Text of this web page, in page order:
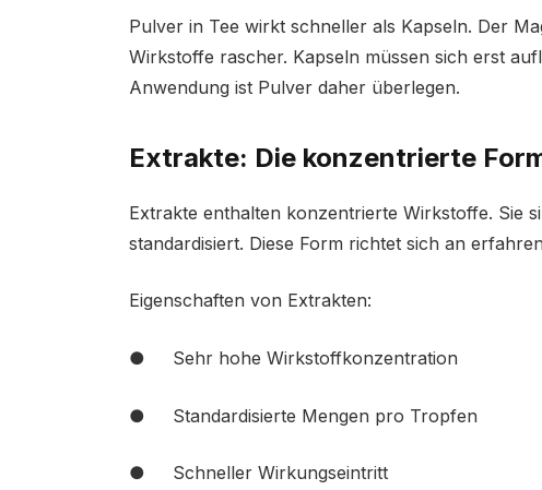
Pulver in Tee wirkt schneller als Kapseln. Der
Wirkstoffe rascher. Kapseln müssen sich erst
Anwendung ist Pulver daher überlegen.
Extrakte: Die konzentrierte
Extrakte enthalten konzentrierte Wirkstoffe. Sie
standardisiert. Diese Form richtet sich an
Eigenschaften von Extrakten:
● Sehr hohe Wirkstoffkonzentration
● Standardisierte Mengen pro Tropfen
● Schneller Wirkungseintritt